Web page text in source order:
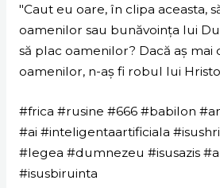
"Caut eu oare, în clipa aceasta,
oamenilor sau bunăvoinţa lui
să plac oamenilor? Dacă aş mai
oamenilor, n-aş fi robul lui
#frica #rusine #666 #babilon
#ai #inteligentaartificiala
#legea #dumnezeu #isusazis
#isusbiruinta